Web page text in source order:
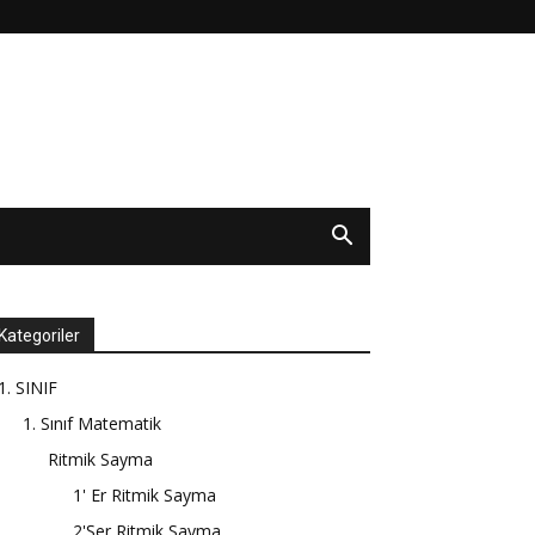
Kategoriler
1. SINIF
1. Sınıf Matematik
Ritmik Sayma
1' Er Ritmik Sayma